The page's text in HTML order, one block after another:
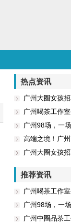
热点资讯
广州大圈女孩
场年轻化转型
广州喝茶工作
广州98场，一
高端之境！广
广州大圈女孩
推荐资讯
广州喝茶工作
广州98场，一
广州中圈品茶